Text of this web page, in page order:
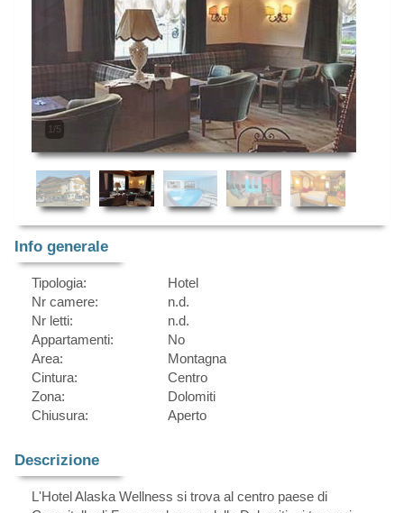
2/5
Info generale
Tipologia:
Nr camere:
Nr letti:
Appartamenti:
Area:
Cintura:
Zona:
Chiusura:
Hotel
n.d.
n.d.
No
Montagna
Centro
Dolomiti
Aperto
Descrizione
L'Hotel Alaska Wellness si trova al centro paese di